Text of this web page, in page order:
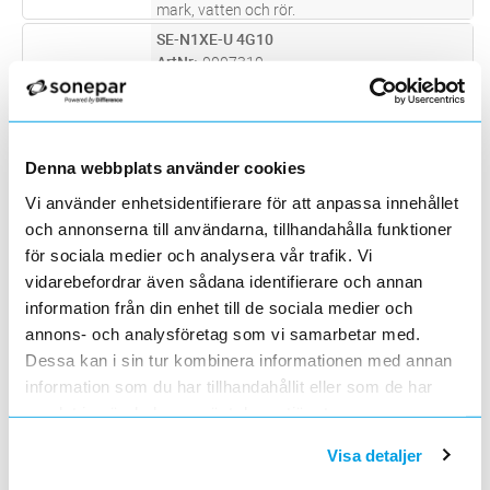
Denna webbplats använder cookies
Vi använder enhetsidentifierare för att anpassa innehållet
och annonserna till användarna, tillhandahålla funktioner
för sociala medier och analysera vår trafik. Vi
vidarebefordrar även sådana identifierare och annan
information från din enhet till de sociala medier och
annons- och analysföretag som vi samarbetar med.
Dessa kan i sin tur kombinera informationen med annan
information som du har tillhandahållit eller som de har
samlat in när du har använt deras tjänster.
Visa detaljer
mark, vatten och rör.
M Lägg i kundvagn
SE-N1XE-U 4G10
ArtNr 0007310
För fast förläggning i mark, vatten och rör.
M Lägg i kundvagn
SE-N1XE-AR FLEX 4G50 0,6/1KV
Varumärke NKT
För fast förläggning i mark, vatten och rör.
Montagevänlig även vid låga temperaturer.
Lämplig för nedplöjning.
M Lägg i kundvagn
SE-N1XE-AS FLEX 4G150 0,6/1KV
ArtNr 0008085
Varumärke
NKT
För fast förläggning i mark, vatten och rör.
Montagevänlig även vid låga temperaturer.
Lämplig för nedplöjning.
M